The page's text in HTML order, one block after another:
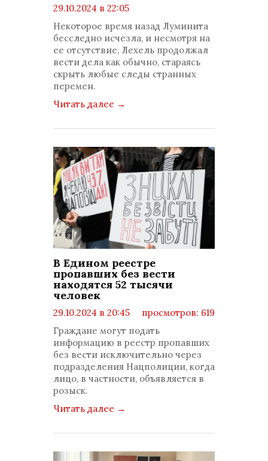
29.10.2024 в 22:05
комментариев: 0
Некоторое время назад Луминита
бесследно исчезла, и несмотря на
ее отсутствие, Лехель продолжал
вести дела как обычно, стараясь
скрыть любые следы странных
перемен.
Читать далее →
В Едином реестре
пропавших без вести
находятся 52 тысячи
человек
29.10.2024 в 20:45
просмотров: 619
Граждане могут подать
информацию в реестр пропавших
без вести исключительно через
подразделения Нацполиции, когда
лицо, в частности, объявляется в
розыск.
Читать далее →